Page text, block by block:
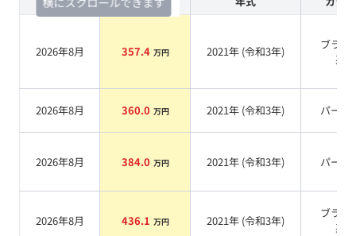
2026年8月 357.4 万円 2021年 (令和3年)
ブラッ
系
2026年8月 360.0 万円 2021年 (令和3年) パール
2026年8月 384.0 万円 2021年 (令和3年) パール
2026年8月 436.1 万円 2021年 (令和3年)
ブラッ
系